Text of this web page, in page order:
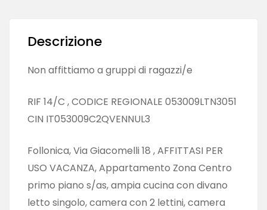
Descrizione
Non affittiamo a gruppi di ragazzi/e
RIF 14/C , CODICE REGIONALE 053009LTN3051
CIN IT053009C2QVENNUL3
Follonica, Via Giacomelli 18 , AFFITTASI PER
USO VACANZA, Appartamento Zona Centro
primo piano s/as, ampia cucina con divano
letto singolo, camera con 2 lettini, camera